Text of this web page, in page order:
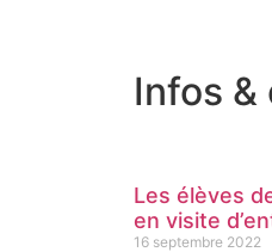
Infos &
Les élèves
en visite
16 septembre 2022